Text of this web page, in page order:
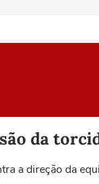
da
a direção da